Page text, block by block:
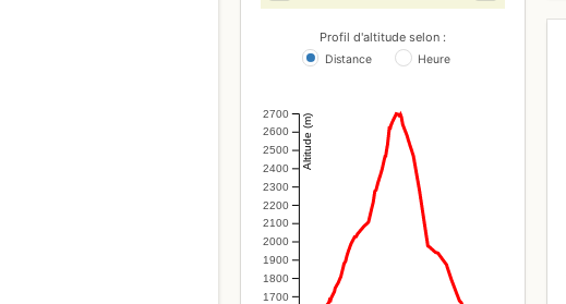
Profil d'altitude selon :
Distance Heure
1700
1800
1900
2000
2100
2200
2300
2400
2500
2600
2700 Altitude (m)